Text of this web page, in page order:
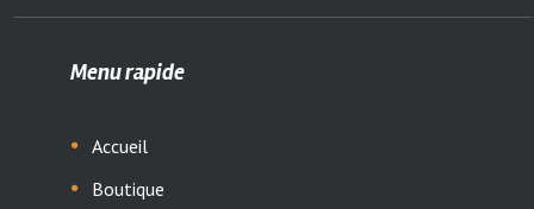
Menu rapide
Accueil
Boutique